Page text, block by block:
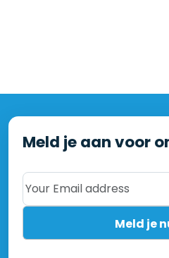
Meld je aan voor
Your Email address